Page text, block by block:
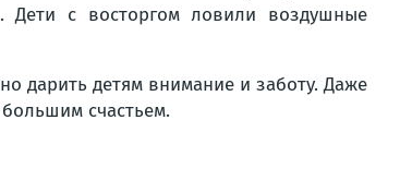
Дети с восторгом ловили воздушные
дарить детям внимание и заботу. Даже
счастьем.